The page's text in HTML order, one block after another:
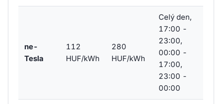
ne-
Tesla
112
HUF/kWh
280
HUF/kWh
Celý den,
17:00 -
23:00,
00:00 -
17:00,
23:00 -
00:00